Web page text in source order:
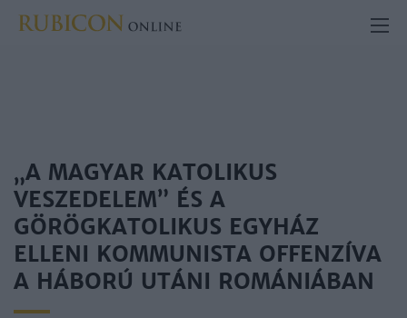
„A MAGYAR KATOLIKUS
VESZEDELEM” ÉS A
GÖRÖGKATOLIKUS EGYHÁZ
ELLENI KOMMUNISTA OFFENZÍVA
A HÁBORÚ UTÁNI ROMÁNIÁBAN